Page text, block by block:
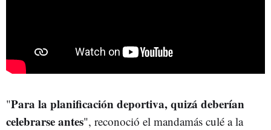
"Para la planificación deportiva, quizá deberían
celebrarse antes", reconoció el mandamás culé a la